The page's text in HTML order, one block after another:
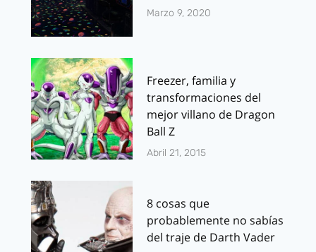
Marzo 9, 2020
Freezer, familia y
transformaciones del
mejor villano de Dragon
Ball Z
Abril 21, 2015
8 cosas que
probablemente no sabías
del traje de Darth Vader